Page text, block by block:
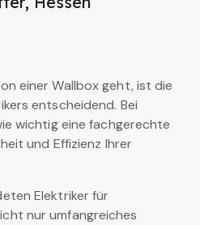
einer Wallbox geht, ist die
entscheidend. Bei
wichtig eine fachgerechte
und Effizienz Ihrer
Elektriker für
nur umfangreiches